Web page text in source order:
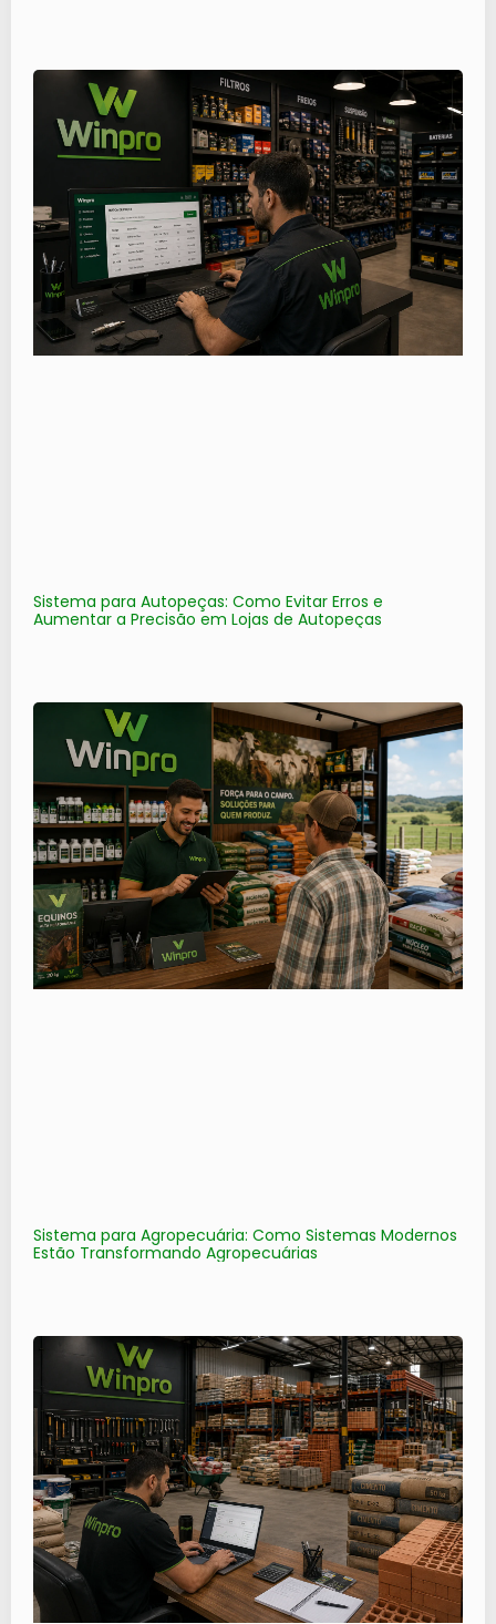
Sistema para Autopeças: Como Evitar Erros e
Aumentar a Precisão em Lojas de Autopeças
Sistema para Agropecuária: Como Sistemas Modernos
Estão Transformando Agropecuárias